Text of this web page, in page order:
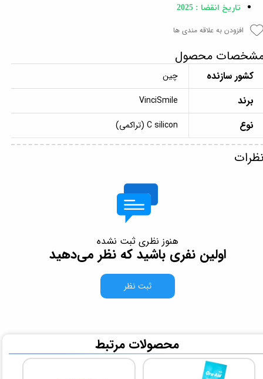
تاریخ انقضا : 2025
افزودن به علاقه مندی ها
محصول
کشور سازنده چین
برند VinciSmile
نوع C silicon (تراکمی)
هنوز نظری ثبت نشده
اولین نفری باشید که نظر می‌دهید
ثبت نظر
​محصولات مرتبط